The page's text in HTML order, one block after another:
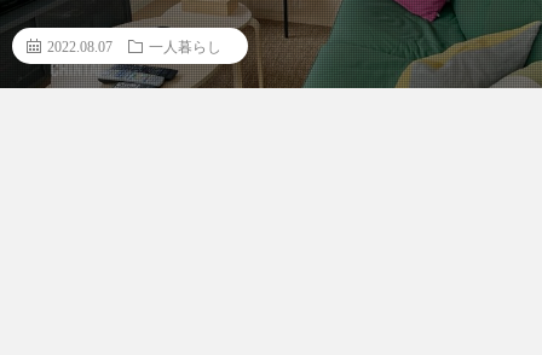
2022.08.07 一人暮らし